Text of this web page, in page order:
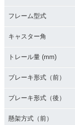
フレーム型式
キャスター角
トレール量 (mm)
ブレーキ形式（前）
ブレーキ形式（後）
懸架方式（前）